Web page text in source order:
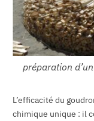
préparation
L’efficacité du
chimique unique : il